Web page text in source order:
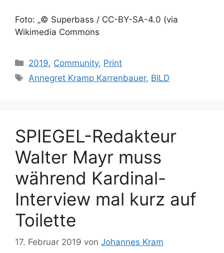
Foto: „© Superbass / CC-BY-SA-4.0 (via
Wikimedia Commons
Kategorien
2019, Community, Print
Schlagwörter
Annegret Kramp Karrenbauer, BILD
SPIEGEL-Redakteur
Walter Mayr muss
während Kardinal-
Interview mal kurz auf
Toilette
17. Februar 2019 von Johannes Kram